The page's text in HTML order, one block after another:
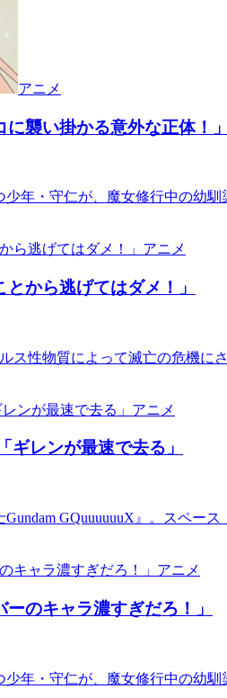
アニメ
襲い掛かる意外な正体！」
年・守仁が、魔女修行中の幼
アニメ
から逃げてはダメ！」
ス性物質によって滅亡の危機
アニメ
ギレンが最速で去る」
GQuuuuuuX』。スペー
アニメ
のキャラ濃すぎだろ！」
年・守仁が、魔女修行中の幼